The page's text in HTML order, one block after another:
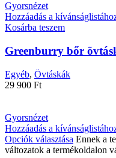
Gyorsnézet
Hozzáadás a
Kosárba teszem
Greenburry bőr
Egyéb, Övtáskák
29 900 Ft
Gyorsnézet
Hozzáadás a
Opciók választása Ennek a
változatok a termékoldalon